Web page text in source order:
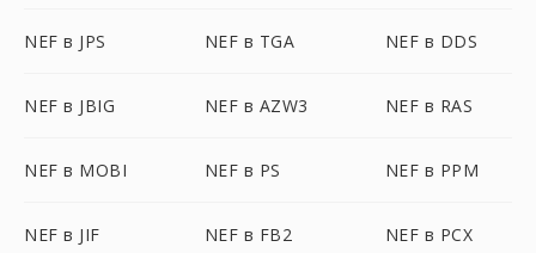
NEF в JPS NEF в TGA NEF в DDS
NEF в JBIG NEF в AZW3 NEF в RAS
NEF в MOBI NEF в PS NEF в PPM
NEF в JIF NEF в FB2 NEF в PCX